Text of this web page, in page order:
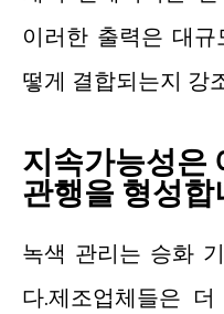
이러한 출력은 대
떻게 결합되는지 강
지속가능성은
관행을 형성합
녹색 관리는 승화
다.제조업체들은